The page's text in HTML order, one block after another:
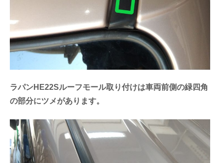
ラパンHE22Sルーフモール取り付けは車両前側の緑四角
の部分にツメがあります。